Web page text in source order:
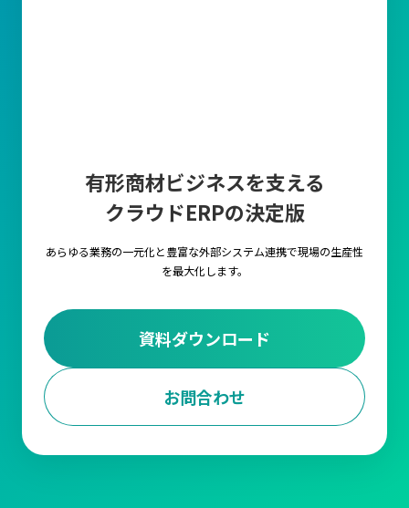
有形商材ビジネスを支える
クラウドERPの決定版
あらゆる業務の一元化と豊富な外部システム連携で現場の生産性
を最大化します。
資料ダウンロード
お問合わせ